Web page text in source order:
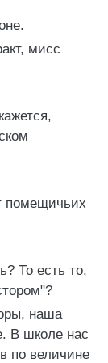
мисс
помещичьих
То есть то,
наша
В школе нас
по величине